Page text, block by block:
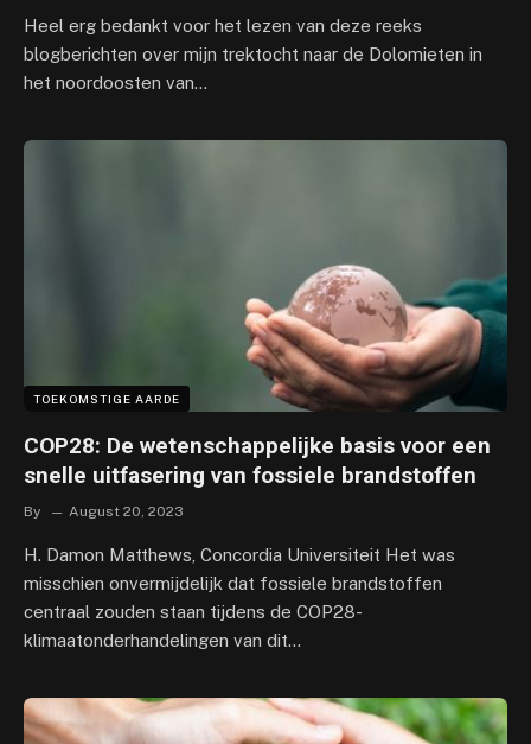
Heel erg bedankt voor het lezen van deze reeks
blogberichten over mijn trektocht naar de Dolomieten in
het noordoosten van…
TOEKOMSTIGE AARDE
COP28: De wetenschappelijke basis voor een
snelle uitfasering van fossiele brandstoffen
By August 20, 2023
H. Damon Matthews, Concordia Universiteit Het was
misschien onvermijdelijk dat fossiele brandstoffen
centraal zouden staan ​​tijdens de COP28-
klimaatonderhandelingen van dit…